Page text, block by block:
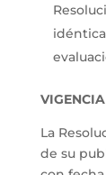
La
de su